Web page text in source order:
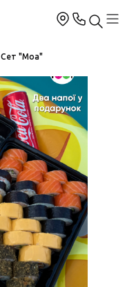
Сет "Моа"